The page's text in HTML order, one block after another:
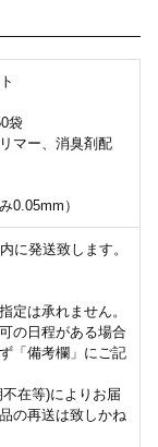
袋
マー、消臭剤配
0.05mm）
に発送致します。
定は承れません。
の日程がある場合
「備考欄」にご記
在等)によりお届
の再送は致しかね